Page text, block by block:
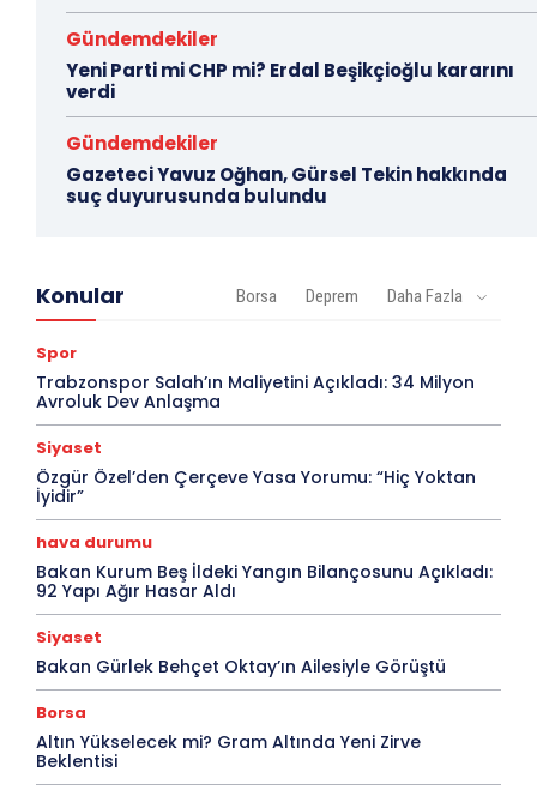
Gündemdekiler
Yeni Parti mi CHP mi? Erdal Beşikçioğlu kararını
verdi
Gündemdekiler
Gazeteci Yavuz Oğhan, Gürsel Tekin hakkında
suç duyurusunda bulundu
Konular Borsa Deprem Daha Fazla
Spor
Trabzonspor Salah’ın Maliyetini Açıkladı: 34 Milyon
Avroluk Dev Anlaşma
Siyaset
Özgür Özel’den Çerçeve Yasa Yorumu: “Hiç Yoktan
İyidir”
hava durumu
Bakan Kurum Beş İldeki Yangın Bilançosunu Açıkladı:
92 Yapı Ağır Hasar Aldı
Siyaset
Bakan Gürlek Behçet Oktay’ın Ailesiyle Görüştü
Borsa
Altın Yükselecek mi? Gram Altında Yeni Zirve
Beklentisi